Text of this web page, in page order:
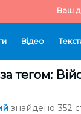
Ваш
Відео
тегом:
знайдено 352